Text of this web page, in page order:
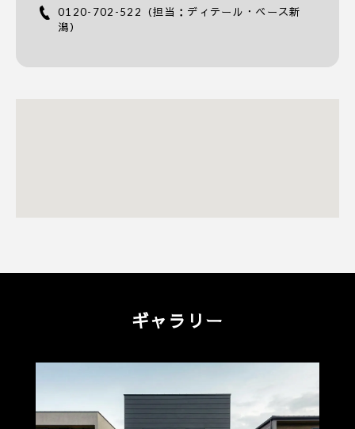
0120-702-522
（担当：ディテール・ベース新
潟）
ギャラリー